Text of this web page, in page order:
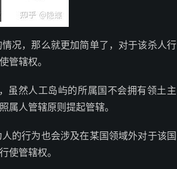
况，那么就更加简单了，对于该杀人行
管辖权。
虽然人工岛屿的所属国不会拥有领土主
属人管辖原则提起管辖。
的行为也会涉及在某国领域外对于该国
使管辖权。